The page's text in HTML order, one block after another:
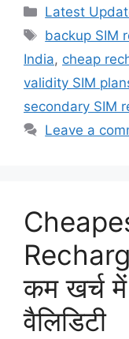
Categories
Latest
Tags
backup SIM
India, cheap
validity SIM
secondary SIM
Leave a
कम खर्च
वैलिडिटी